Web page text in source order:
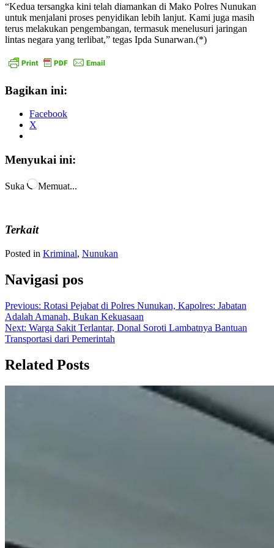
“Kedua tersangka kini telah diamankan di Mako Polres Nunukan
untuk menjalani proses penyidikan lebih lanjut. Kami juga masih
terus melakukan pengembangan, termasuk menelusuri jaringan
lintas negara yang terlibat,” tegas Ipda Sunarwan.(*)
Bagikan ini:
Facebook
X
Menyukai ini:
Suka Memuat...
Terkait
Posted in Kriminal, Nunukan
Navigasi pos
Previous: Rotasi Pejabat di Polres Nunukan, Kapolres: Jabatan
Adalah Amanah, Bukan Kekuasaan
Next: Warga Sakit Terlantar, Donal Soroti Lambatnya Bantuan
Transportasi dari Pemerintah
Related Posts